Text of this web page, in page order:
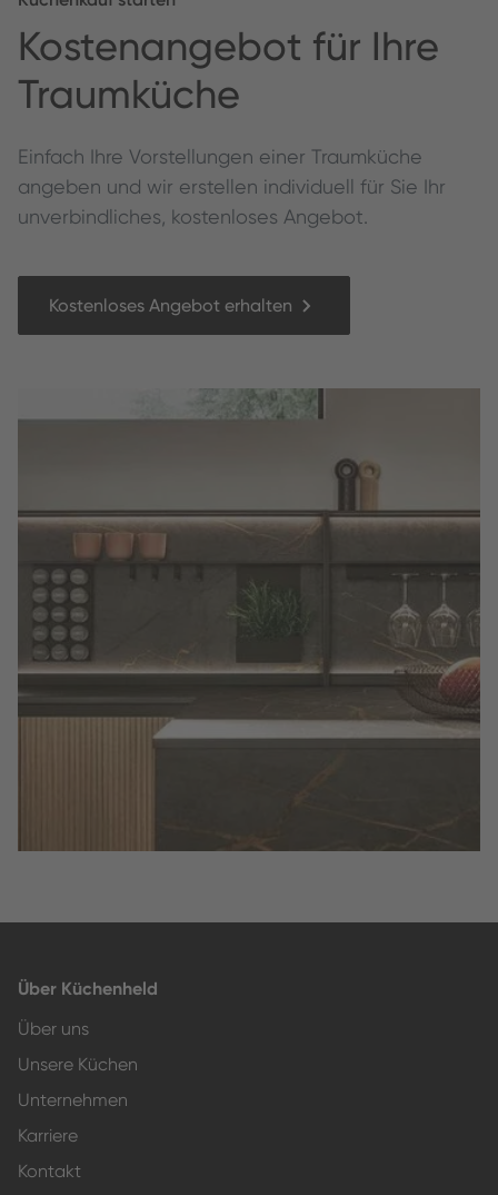
Kos­te­nange­bot für Ihre
Traumküche
Ein­fach Ihre Vorstel­lun­gen ein­er Traumküche
angeben und wir erstellen individuell für Sie Ihr
unverbindliches, kostenloses Angebot.
Kostenloses Angebot erhalten
Über Küchenheld
Über uns
Unsere Küchen
Unternehmen
Karriere
Kontakt